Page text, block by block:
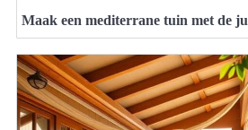
Maak een mediterrane tuin met de